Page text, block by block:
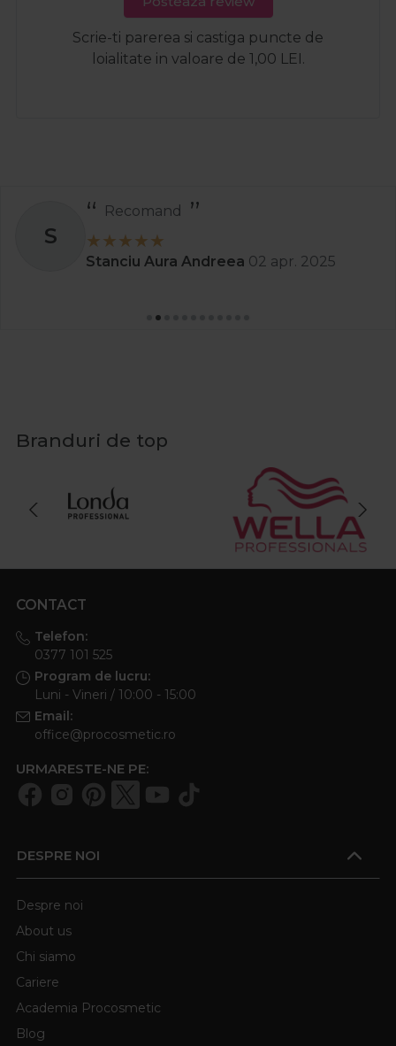
Scrie-ti parerea si castiga puncte de
loialitate in valoare de 1,00 LEI.
S
Recomand
Stanciu Aura Andreea 02 apr. 2025
Branduri de top
CONTACT
Telefon:
0377 101 525
Program de lucru:
Luni - Vineri / 10:00 - 15:00
Email:
office@procosmetic.ro
URMARESTE-NE PE:
DESPRE NOI
Despre noi
About us
Chi siamo
Cariere
Academia Procosmetic
Blog